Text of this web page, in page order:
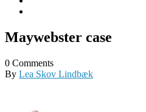
Maywebster case
0 Comments
By Lea Skov Lindbæk